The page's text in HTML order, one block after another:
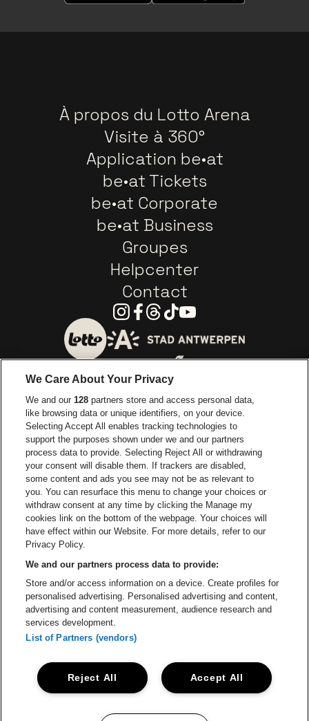
À propos du Lotto Arena
Visite à 360°
Application be•at
be•at Tickets
be•at Corporate
be•at Business
Groupes
Helpcenter
Contact
Instagram
Facebook
Threads
TiktokYoutube
Visitez le site de Ville
Visitez le site de Europcar
Visitez le site
Visitez le site de Coca-Cola
Visitez le site de Red Bull
Visitez le
Visitez le site de Champagne Pommery
Visitez le site de Le
Visitez le site de Le logo Lillet en
Visitez le site
Lotto Arena fait partie debe•at
Lotto Arena
Schijnpoortweg 119, 2170 Anvers
Be-At Venues
Schijnpoortweg 119, 2170 Anvers
BTW (BE) 0461.051.688 - RPR Antwerpen
BNP Paribas Fortis - IBAN: BE93 2200 4925 0067 - BIC:
GEBABEBB
ProclaimerCookiesManage my cookiesPrivacy
We Care About Your Privacy
We and our128 partners store and access personal data,
like browsing data or unique identifiers, on your device.
Selecting Accept All enables tracking technologies to
support the purposes shown under we and our partners
process data to provide. Selecting Reject All or withdrawing
your consent will disable them. If trackers are disabled,
some content and ads you see may not be as relevant to
you. You can resurface this menu to change your choices or
withdraw consent at any time by clicking the Manage my
cookies link on the bottom of the webpage. Your choices will
have effect within our Website. For more details, refer to our
Privacy Policy.
We and our partners process data to provide:
Store and/or access information on a device. Create profiles for
personalised advertising. Personalised advertising and content,
advertising and content measurement, audience research and
services development.
List of Partners (vendors)
Accept All
Reject All